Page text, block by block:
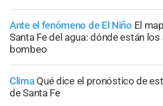
Ante el fenómeno de El Niño El
Santa Fe del agua: dónde están
bombeo
Clima Qué dice el pronóstico de
de Santa Fe